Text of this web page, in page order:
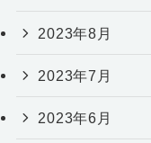
2023年8月
2023年7月
2023年6月